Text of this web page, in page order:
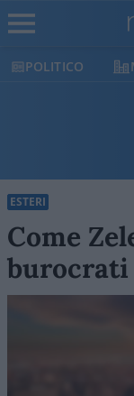
ESTERI
Come
burocrati